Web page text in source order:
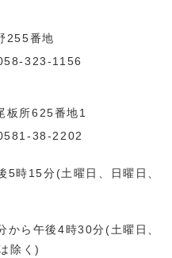
255番地
323-1156
所625番地1
38-2202
時15分(土曜日、日曜日、
ら午後4時30分(土曜日、
除く)